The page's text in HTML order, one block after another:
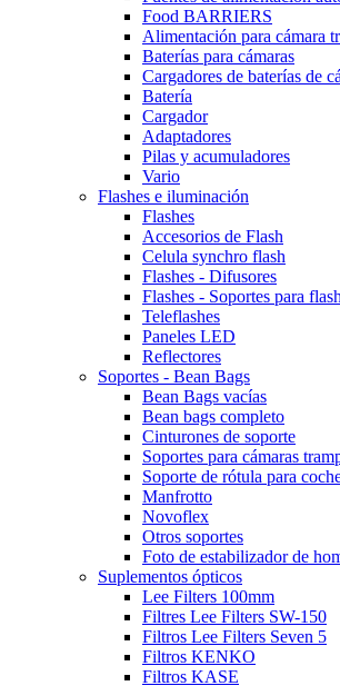
Food BARRIERS
Alimentación para cámara
Baterías para cámaras
Cargadores de baterías de
Batería
Cargador
Adaptadores
Pilas y acumuladores
Vario
Flashes e iluminación
Flashes
Accesorios de Flash
Celula synchro flash
Flashes - Difusores
Flashes - Soportes para flash
Teleflashes
Paneles LED
Reflectores
Soportes - Bean Bags
Bean Bags vacías
Bean bags completo
Cinturones de soporte
Soportes para cámaras
Soporte de rótula para
Manfrotto
Novoflex
Otros soportes
Foto de estabilizador de
Suplementos ópticos
Lee Filters 100mm
Filtres Lee Filters SW-150
Filtros Lee Filters Seven 5
Filtros KENKO
Filtros KASE